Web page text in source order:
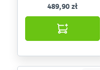
489,90 zł